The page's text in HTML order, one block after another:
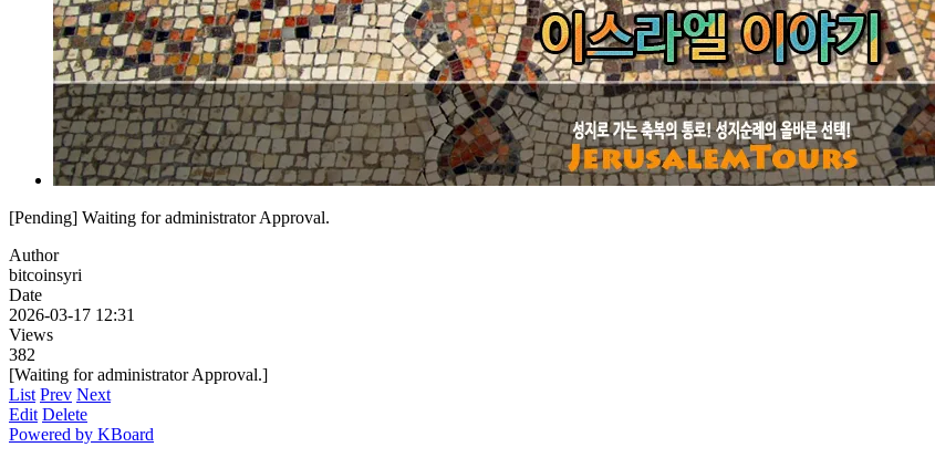
[Pending] Waiting for administrator Approval.
Author
bitcoinsyri
Date
2026-03-17 12:31
Views
382
[Waiting for administrator Approval.]
List Prev Next
Edit Delete
Powered by KBoard